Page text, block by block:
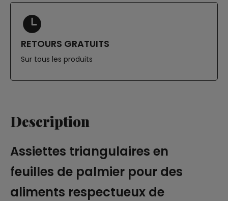
RETOURS GRATUITS
Sur tous les produits
Description
Assiettes triangulaires en
feuilles de palmier pour des
aliments respectueux de